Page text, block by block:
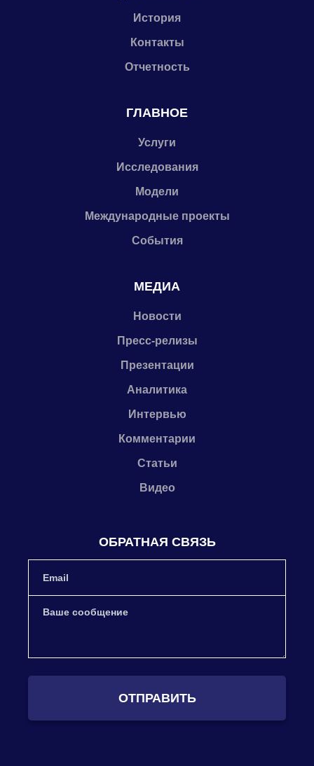
История
Контакты
Отчетность
ГЛАВНОЕ
Услуги
Исследования
Модели
Международные проекты
События
МЕДИА
Новости
Пресс-релизы
Презентации
Аналитика
Интервью
Комментарии
Статьи
Видео
ОБРАТНАЯ СВЯЗЬ
ОТПРАВИТЬ